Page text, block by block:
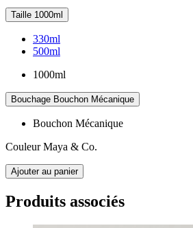
Taille 1000ml
330ml
500ml
1000ml
Bouchage Bouchon Mécanique
Bouchon Mécanique
CouleurMaya & Co.
Ajouter au panier
Produits associés